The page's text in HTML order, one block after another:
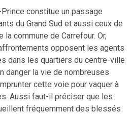
constitue un passage
du Grand Sud et aussi ceux de
commune de Carrefour. Or,
opposent les agents
dans les quartiers du centre-ville
danger la vie de nombreuses
cette voie pour vaquer à
Aussi faut-il préciser que les
fréquemment des blessés